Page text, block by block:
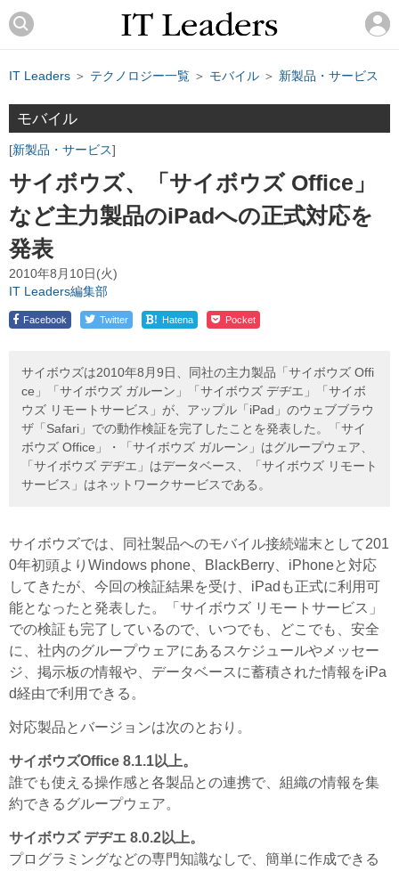
IT Leaders ＞ テクノロジー一覧 ＞ モバイル ＞ 新製品・サービス
モバイル
新製品・サービス
サイボウズ、「サイボウズ Office」
など主力製品のiPadへの正式対応を
発表
2010年8月10日(火)
IT Leaders編集部
Facebook Twitter ! Hatena Pocket
サイボウズは2010年8月9日、同社の主力製品「サイボウズ Offi
ce」「サイボウズ ガルーン」「サイボウズ デヂエ」「サイボ
ウズ リモートサービス」が、アップル「iPad」のウェブブラウ
ザ「Safari」での動作検証を完了したことを発表した。「サイ
ボウズ Office」・「サイボウズ ガルーン」はグループウェア、
「サイボウズ デヂエ」はデータベース、「サイボウズ リモート
サービス」はネットワークサービスである。
サイボウズでは、同社製品へのモバイル接続端末として201
0年初頭よりWindows phone、BlackBerry、iPhoneと対応
してきたが、今回の検証結果を受け、iPadも正式に利用可
能となったと発表した。「サイボウズ リモートサービス」
での検証も完了しているので、いつでも、どこでも、安全
に、社内のグループウェアにあるスケジュールやメッセー
ジ、掲示板の情報や、データベースに蓄積された情報をiPa
d経由で利用できる。
対応製品とバージョンは次のとおり。
サイボウズOffice 8.1.1以上。
誰でも使える操作感と各製品との連携で、組織の情報を集
約できるグループウェア。
サイボウズ デヂエ 8.0.2以上。
プログラミングなどの専門知識なしで、簡単に作成できる